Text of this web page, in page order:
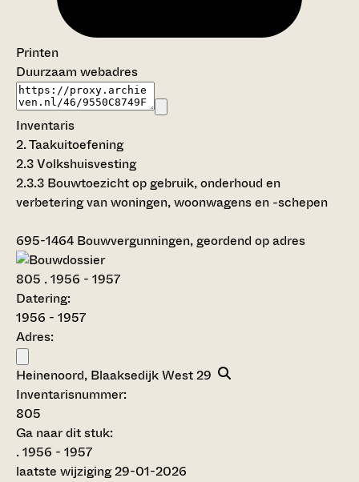
Printen
Duurzaam webadres
Inventaris
2. Taakuitoefening
2.3 Volkshuisvesting
2.3.3 Bouwtoezicht op gebruik, onderhoud en
verbetering van woningen, woonwagens en -schepen
695-1464 Bouwvergunningen, geordend op adres
805 . 1956 - 1957
Datering:
1956 - 1957
Adres:
Heinenoord, Blaaksedijk West 29
Inventarisnummer:
805
Ga naar dit stuk:
. 1956 - 1957
laatste wijziging 29-01-2026